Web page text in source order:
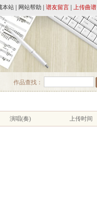
本站 网站帮助 谱友留言 上传曲谱
作品查找：
演唱(奏) 上传时间